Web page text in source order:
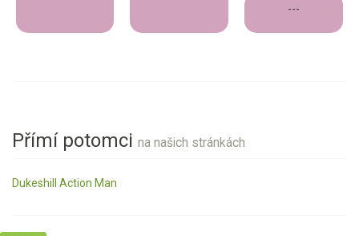
---
Přímí potomci na našich stránkách
Dukeshill Action Man